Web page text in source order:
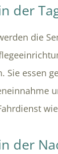
der
die
Sie essen
der